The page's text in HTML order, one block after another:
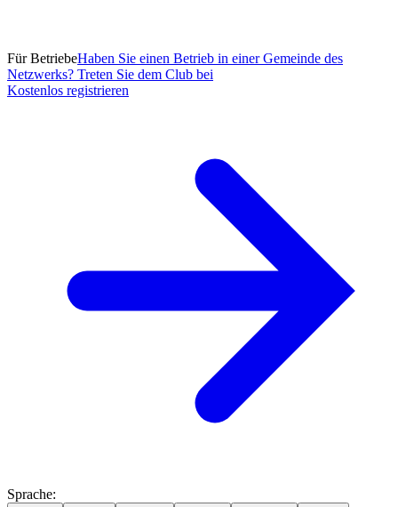
Für BetriebeHaben Sie einen Betrieb in einer Gemeinde des
Netzwerks? Treten Sie dem Club bei
Kostenlos registrieren
Sprache: